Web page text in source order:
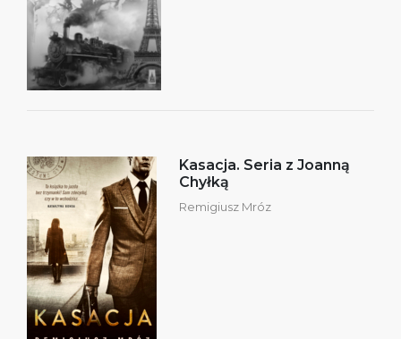
Kasacja. Seria z Joanną
Chyłką
Remigiusz Mróz